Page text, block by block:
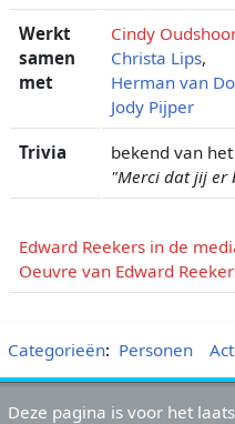
Werkt
samen
met
Cindy
Christa Lips,
Herman van
Jody Pijper
Trivia
bekend van
"Merci dat jij er
Edward Reekers in de
Oeuvre van Edward
Categorieën: Personen
Deze pagina is voor het